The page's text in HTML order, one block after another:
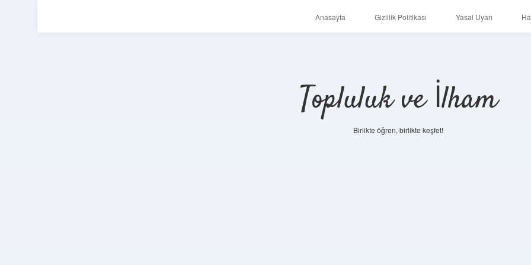
Anasayfa Gizlilik Politikası Yasal Uyarı
Topluluk ve İlham
Birlikte öğren, birlikte keşfet!